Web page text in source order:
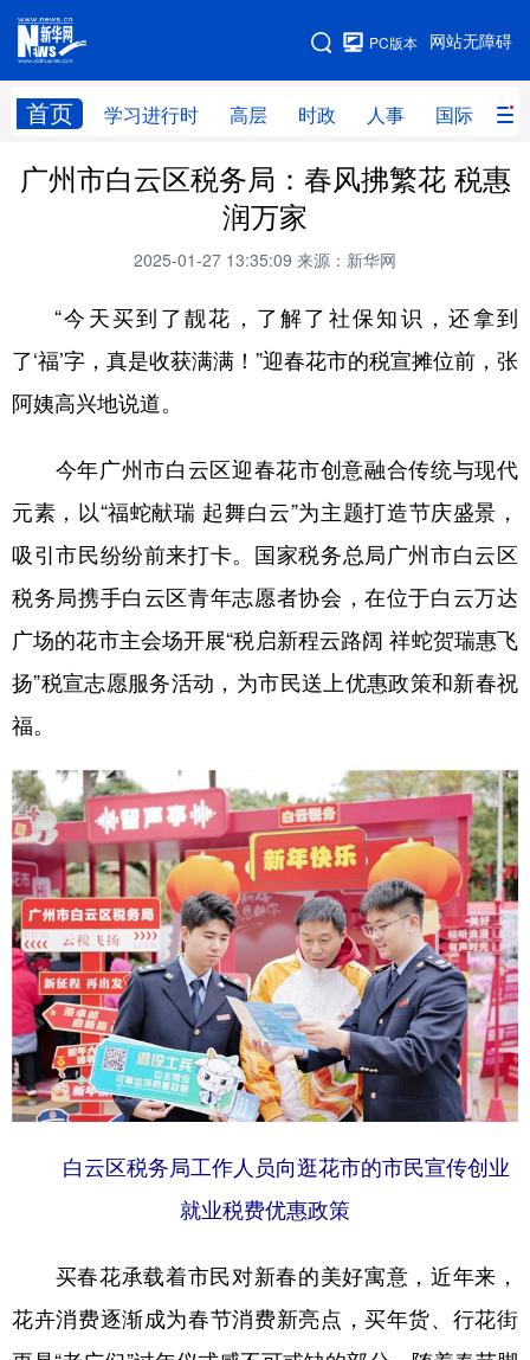
网站无障碍
PC版本
首页 学习进行时 高层 时政 人事 国际 财
网站地图
学习进行时 高层 时政 人事
科技 科创 量子 体育
文化 书画 健康 军事
法律 中央文件 金融 汽车
食品 人居 信息化 数字经济
彩票 娱乐 时尚 悦读
文化产业
地方频道
北京 天津 河北 山西
辽宁 吉林 上海 江苏
浙江 安徽 福建 江西
山东 河南 湖北 湖南
广东 广西 海南 重庆
四川 贵州 云南 西藏
甘肃 青海
新疆 内蒙古 黑龙江
多语种频道
广州市白云区税务局：春风拂繁花 税惠
润万家
2025-01-27 13:35:09 来源：新华网
“今天买到了靓花，了解了社保知识，还拿到
了‘福’字，真是收获满满！”迎春花市的税宣摊位前，张
阿姨高兴地说道。
今年广州市白云区迎春花市创意融合传统与现代
元素，以“福蛇献瑞 起舞白云”为主题打造节庆盛景，
吸引市民纷纷前来打卡。国家税务总局广州市白云区
税务局携手白云区青年志愿者协会，在位于白云万达
广场的花市主会场开展“税启新程云路阔 祥蛇贺瑞惠飞
扬”税宣志愿服务活动，为市民送上优惠政策和新春祝
福。
白云区税务局工作人员向逛花市的市民宣传创业
就业税费优惠政策
买春花承载着市民对新春的美好寓意，近年来，
花卉消费逐渐成为春节消费新亮点，买年货、行花街